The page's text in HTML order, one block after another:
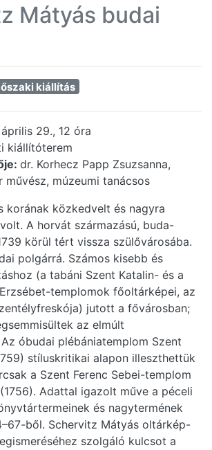
Mátyás budai
kiállítás
29., 12 óra
kiállítóterem
dr. Korhecz Papp Zsuzsanna,
múzeumi tanácsos
korának közkedvelt és nagyra
A horvát származású, buda-
körül tért vissza szülővárosába.
polgárrá. Számos kisebb és
(a tabáni Szent Katalin- és a
templomok főoltárképei, az
jutott a fővárosban;
az elmúlt
óbudai plébániatemplom Szent
stíluskritikai alapon illeszthettük
a Szent Ferenc Sebei-templom
Adattal igazolt műve a péceli
és nagytermének
ből. Schervitz Mátyás oltárkép-
szolgáló kulcsot a